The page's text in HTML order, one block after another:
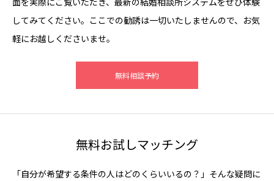
してみてください。ここでの勧誘は一切いたしませんので、お気
軽にお越しくださいませ。
無料相談予約
無料お試しマッチング
「自分が希望する条件の人はどのくらいいるの？」そんな疑問に